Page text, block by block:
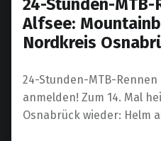
24-Stunden-MTB-
Alfsee:
Nordkreis
24-Stunden-MTB-Rennen
anmelden! Zum 14. Mal
Osnabrück wieder: Helm